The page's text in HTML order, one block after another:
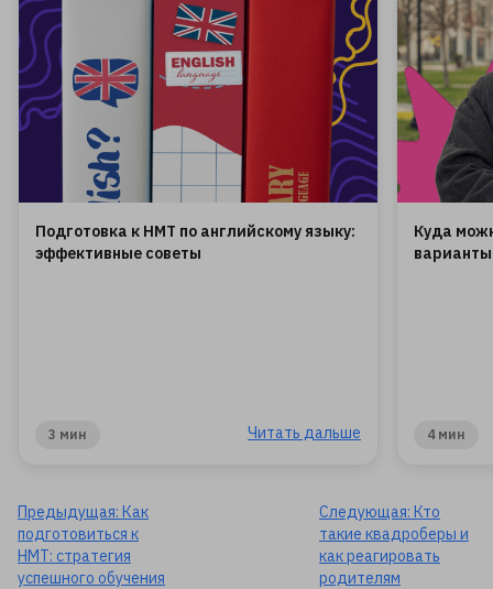
Подготовка к НМТ по английскому языку:
эффективные советы
3 мин Читать дальше
Куда
4 мин
Предыдущая: Как
подготовиться к
НМТ: стратегия
успешного обучения
Следующая: Кто
такие квадроберы и
как реагировать
родителям